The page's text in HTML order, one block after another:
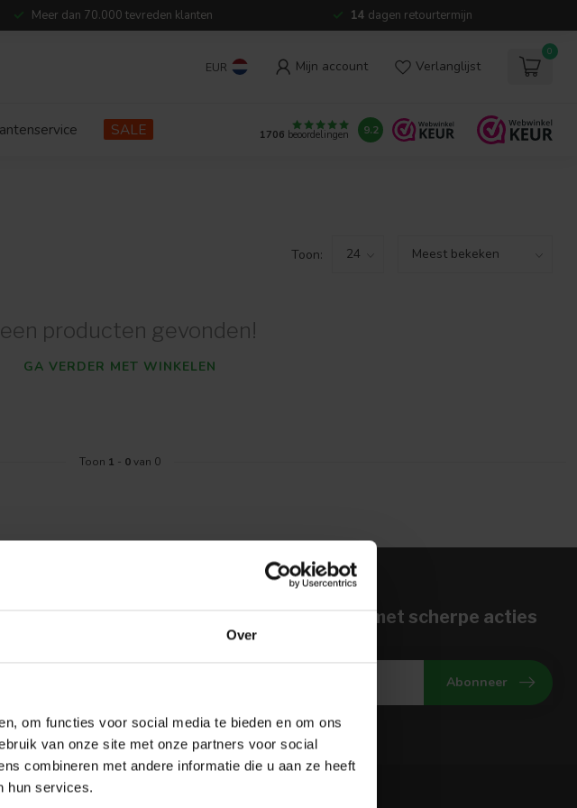
Over
om functies voor social media te bieden en om ons
van onze site met onze partners voor social
combineren met andere informatie die u aan ze heeft
hun services.
Meer dan 70.000 tevreden klanten 14 dagen retourtermijn
EUR Mijn account Verlanglijst
0
SALE 1706 beoordelingen 9.2
Toon:
producten gevonden!
GA VERDER MET WINKELEN
Toon 1 - 0van 0
Meld je aan voor onze nieuwbrief met scherpe acties
Blijf op de hoogte van onze actuele aanbiedingen
Abonneer